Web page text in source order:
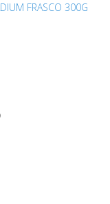
FRASCO 300G